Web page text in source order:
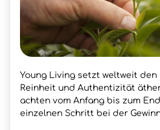
Young Living setzt weltweit
Reinheit und Authentizität
achten vom Anfang bis zum
einzelnen Schritt bei der